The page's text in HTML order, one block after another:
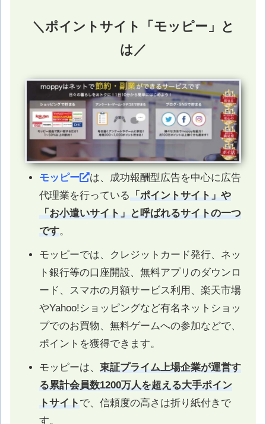
＼ポイントサイト「モッピー」と
は／
モッピー
は、成功報酬型広告を中心に広告
代理業を行っている 「ポイントサイト」や
「お小遣いサイト」と呼ばれるサイトの一つ
です。
モッピーでは、クレジットカード発行、ネッ
ト銀行等の口座開設、無料アプリのダウンロ
ード、スマホの月額サービス利用、楽天市場
やYahoo!ショッピングなど有名ネットショッ
プでのお買物、無料ゲームへの参加などで、
ポイントを獲得できます。
モッピーは、 東証プライム上場企業が運営す
る累計会員数1200万人を超える大手ポイン
トサイト で、信頼度の高さは折り紙付きで
す。